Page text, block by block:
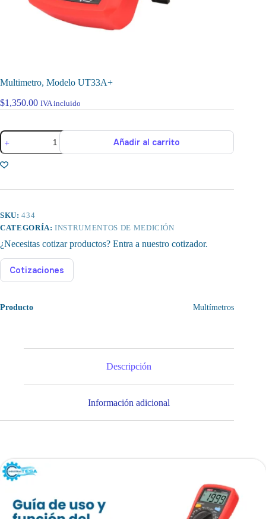
Multimetro, Modelo UT33A+
$1,350.00 IVA incluido
Multimetro,
Modelo
UT33A+
cantidad
Añadir al carrito
SKU:434
CATEGORÍA:INSTRUMENTOS DE MEDICIÓN
¿Necesitas cotizar productos? Entra a nuestro cotizador.
Cotizaciones
Producto Multímetros
Descripción
Información adicional